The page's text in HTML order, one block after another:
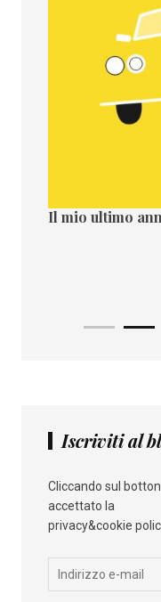
Il mio ultimo
Iscriviti al
Cliccando sul
accettato la
privacy&cookie
Indirizzo